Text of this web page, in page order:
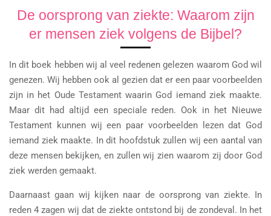
De oorsprong van ziekte: Waarom zijn
er mensen ziek volgens de Bijbel?
In dit boek hebben wij al veel redenen gelezen waarom God wil
genezen. Wij hebben ook al gezien dat er een paar voorbeelden
zijn in het Oude Testament waarin God iemand ziek maakte.
Maar dit had altijd een speciale reden. Ook in het Nieuwe
Testament kunnen wij een paar voorbeelden lezen dat God
iemand ziek maakte. In dit hoofdstuk zullen wij een aantal van
deze mensen bekijken, en zullen wij zien waarom zij door God
ziek werden gemaakt.
Daarnaast gaan wij kijken naar de oorsprong van ziekte. In
reden 4 zagen wij dat de ziekte ontstond bij de zondeval. In het